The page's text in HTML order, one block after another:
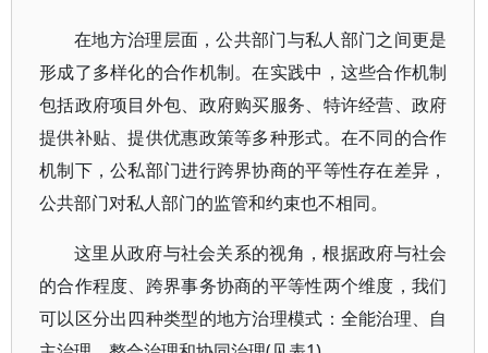
在地方治理层面，公共部门与私人部门之间更是
形成了多样化的合作机制。在实践中，这些合作机制
包括政府项目外包、政府购买服务、特许经营、政府
提供补贴、提供优惠政策等多种形式。在不同的合作
机制下，公私部门进行跨界协商的平等性存在差异，
公共部门对私人部门的监管和约束也不相同。
这里从政府与社会关系的视角，根据政府与社会
的合作程度、跨界事务协商的平等性两个维度，我们
可以区分出四种类型的地方治理模式：全能治理、自